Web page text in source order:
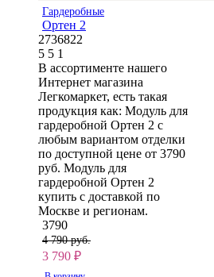
Гардеробные
Ортен 2
2736822
5 5 1
В ассортименте нашего
Интернет магазина
Легкомаркет, есть такая
продукция как: Модуль для
гардеробной Ортен 2 с
любым вариантом отделки
по доступной цене от 3790
руб. Модуль для
гардеробной Ортен 2
купить с доставкой по
Москве и регионам.
3790
4 790 руб.
3 790 ₽